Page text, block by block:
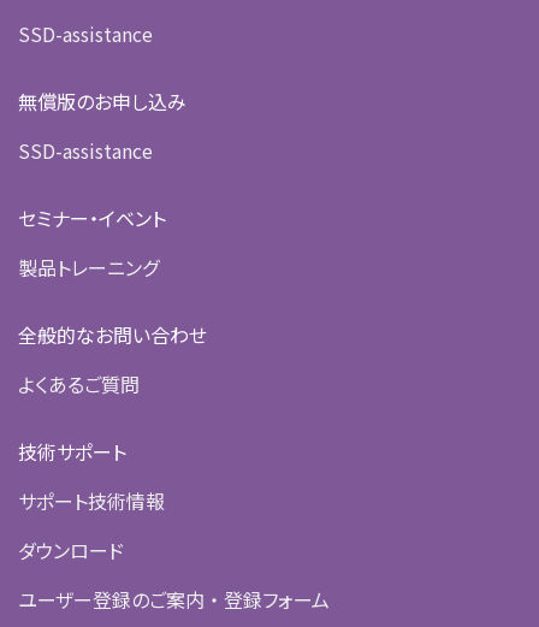
SSD-assistance
無償版のお申し込み
SSD-assistance
セミナー・イベント
製品トレーニング
全般的なお問い合わせ
よくあるご質問
技術サポート
サポート技術情報
ダウンロード
ユーザー登録のご案内 ・ 登録フォーム